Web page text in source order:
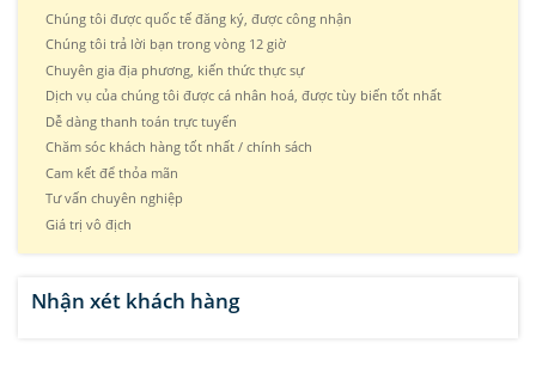
Chúng tôi được quốc tế đăng ký, được công nhận
Chúng tôi trả lời bạn trong vòng 12 giờ
Chuyên gia địa phương, kiến thức thực sự
Dịch vụ của chúng tôi được cá nhân hoá, được tùy biến tốt nhất
Dễ dàng thanh toán trực tuyến
Chăm sóc khách hàng tốt nhất / chính sách
Cam kết để thỏa mãn
Tư vấn chuyên nghiệp
Giá trị vô địch
Nhận xét khách hàng